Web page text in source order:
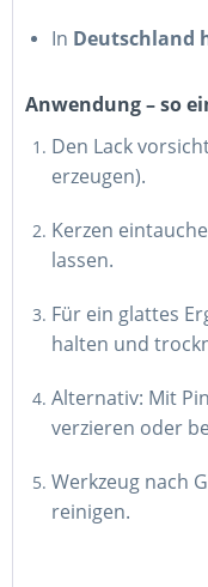
In Deutschland
Anwendung – so
Den Lack
erzeugen).
Kerzen
lassen.
Für ein glattes
halten und
Alternativ: Mit
verzieren oder
Werkzeug nach
reinigen.